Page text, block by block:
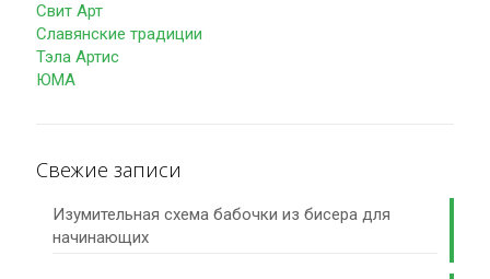
Свит Арт
Славянские традиции
Тэла Артис
ЮМА
Свежие записи
Изумительная схема бабочки из бисера для
начинающих